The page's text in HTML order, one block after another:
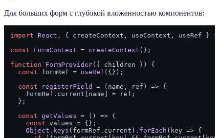
Для больших форм с глубокой вложенностью компонентов:
import React , { createContext, useContext, useRef }
const
FormContext = createContext ();
function
FormProvider( { children } ) {
const formRef = useRef ({});
const
registerField = ( name, ref ) => {
    formRef.
current [name] = ref;
  };
const getValues = ( ) => {
const values = {};
Object . keys (formRef. current ). forEach ( key => {